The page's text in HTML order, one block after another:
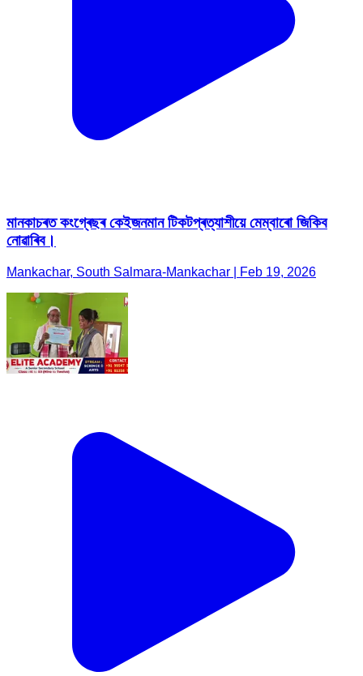
মানকাচৰত কংগ্ৰেছৰ কেইজনমান টিকটপ্ৰত্যাশীয়ে মেম্বাৰো জিকিব
নোৱাৰিব।
Mankachar, South Salmara-Mankachar | Feb 19, 2026